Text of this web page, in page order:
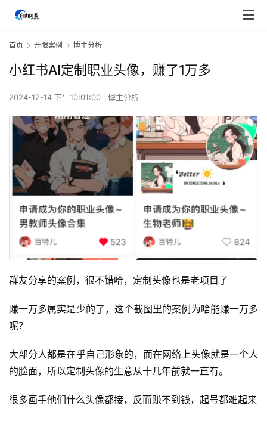
首页 开眼案例 博主分析
小红书AI定制职业头像，赚了1万多
2024-12-14 下午10:01:00 博主分析
群友分享的案例，很不错哈，定制头像也是老项目了
赚一万多属实是少的了，这个截图里的案例为啥能赚一万多
呢？
大部分人都是在乎自己形象的，而在网络上头像就是一个人
的脸面，所以定制头像的生意从十几年前就一直有。
很多画手他们什么头像都接，反而赚不到钱，起号都难起来